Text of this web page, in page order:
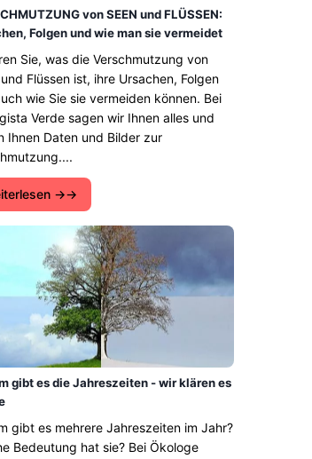
von SEEN und FLÜSSEN:
Folgen und wie man sie vermeidet
Sie, was die Verschmutzung von
Flüssen ist, ihre Ursachen, Folgen
wie Sie sie vermeiden können. Bei
Verde sagen wir Ihnen alles und
Ihnen Daten und Bilder zur
→
gibt es die Jahreszeiten - wir klären es
gibt es mehrere Jahreszeiten im Jahr?
Bedeutung hat sie? Bei Ökologe